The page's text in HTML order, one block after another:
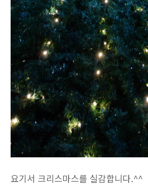
요기서 크리스마스를 실감합니다.^^